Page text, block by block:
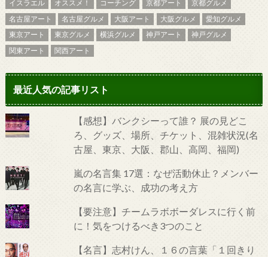
イスラエル オススメ！ コーチング 京都アート
京都グルメ
名古屋アート
名古屋グルメ 大阪アート 大阪グルメ
愛知グルメ
東京アート
東京グルメ 横浜グルメ 神戸アート
神戸グルメ
関東アート
関西アート
最近人気の記事リスト
【感想】バンクシーって誰？ 展の見どこ
ろ、グッズ、場所、チケット、混雑状況(名
古屋、東京、大阪、郡山、高岡、福岡)
嵐の名言集 17選：なぜ活動休止？メンバー
の名言に学ぶ、成功の考え方
【要注意】チームラボボーダレスに行く前
に！気をつけるべき3つのこと
【名言】志村けん、１６の言葉「１回きり